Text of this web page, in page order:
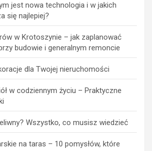
jest nowa technologia i w jakich
się najlepiej?
w Krotoszynie – jak zaplanować
budowie i generalnym remoncie
dla Twojej nieruchomości
w codziennym życiu – Praktyczne
Wszystko, co musisz wiedzieć
na taras – 10 pomysłów, które